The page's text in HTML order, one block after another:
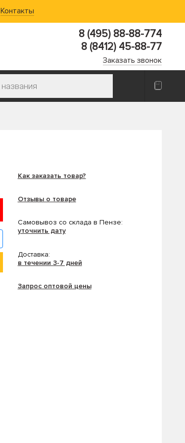
Контакты
8 (495) 88-88-774
8 (8412) 45-88-77
Заказать звонок
Как заказать товар?
Отзывы о товаре
Самовывоз со склада в Пензе:
уточнить дату
Доставка:
в течении 3-7 дней
Запрос оптовой цены